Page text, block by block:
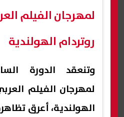
لمهرجان الفيلم
روتردام الهولندية
وتنعقد الدورة
لمهرجان الفيلم
الهولندية، أعرق